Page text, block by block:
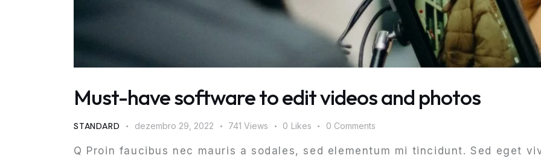
Must-have software to edit videos and photos
STANDARD dezembro 29, 2022 741 Views 0 Likes 0 Comments
Q Proin faucibus nec mauris a sodales, sed elementum mi tincidunt. Sed eget